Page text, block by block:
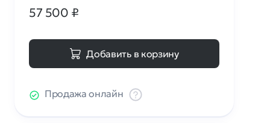
57 500 ₽
Добавить в корзину
Продажа онлайн